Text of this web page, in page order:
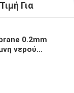
Για
0.2mm
νερού